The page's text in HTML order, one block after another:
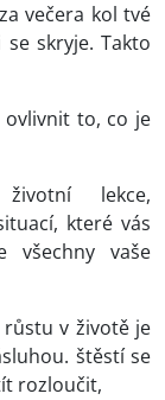
večera kol tvé
skryje. Takto
ovlivnit to, co je
lekce,
které vás
všechny vaše
v životě je
štěstí se
rozloučit,